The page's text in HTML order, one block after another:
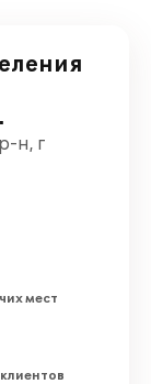
н, г
мест